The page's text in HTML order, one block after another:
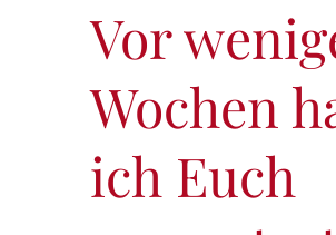
Vor
Wochen
ich Euch